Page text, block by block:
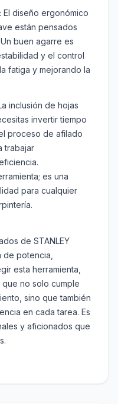
El diseño ergonómico
están pensados
buen agarre es
y el control
fatiga y mejorando la
inclusión de hojas
invertir tiempo
proceso de afilado
trabajar
es una
para cualquier
de STANLEY
potencia,
esta herramienta,
no solo cumple
sino que también
en cada tarea. Es
y aficionados que